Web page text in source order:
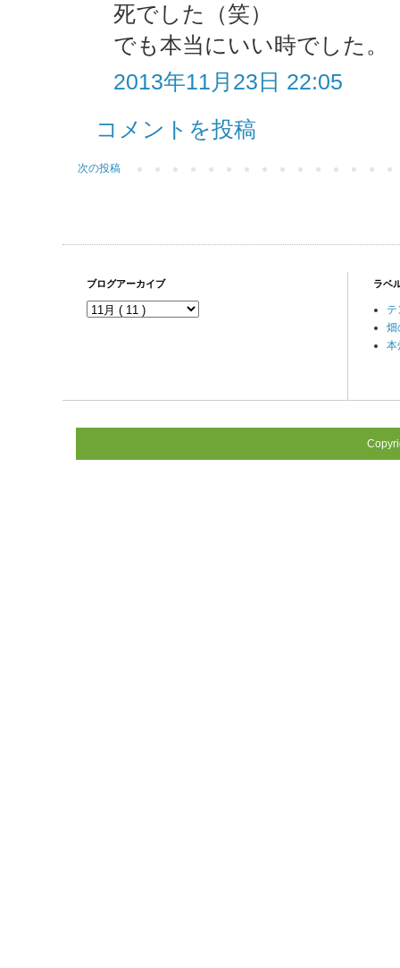
死でした（笑）
でも本当にいい時でした。
2013年11月23日 22:05
コメントを投稿
次の投稿
ブログアーカイブ ラベ
畑
本